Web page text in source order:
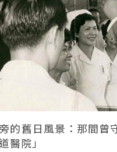
的舊日風景：那間曾
醫院」